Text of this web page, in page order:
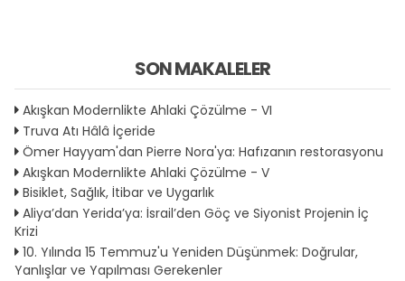
SON MAKALELER
Akışkan Modernlikte Ahlaki Çözülme - VI
Truva Atı Hâlâ İçeride
Ömer Hayyam'dan Pierre Nora'ya: Hafızanın restorasyonu
Akışkan Modernlikte Ahlaki Çözülme - V
Bisiklet, Sağlık, İtibar ve Uygarlık
Aliya’dan Yerida’ya: İsrail’den Göç ve Siyonist Projenin İç
Krizi
10. Yılında 15 Temmuz'u Yeniden Düşünmek: Doğrular,
Yanlışlar ve Yapılması Gerekenler